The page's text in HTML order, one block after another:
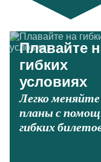
Плавайте
гибких
условиях
Легко меняйте
планы с
гибких